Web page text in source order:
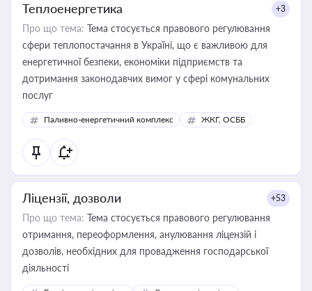
Теплоенергетика +3
Про що тема: Тема стосується правового регулювання
сфери теплопостачання в Україні, що є важливою для
енергетичної безпеки, економіки підприємств та
дотримання законодавчих вимог у сфері комунальних
послуг
Паливно-енергетичний комплекс ЖКГ, ОСББ
Ліцензії, дозволи +53
Про що тема: Тема стосується правового регулювання
отримання, переоформлення, анулювання ліцензій і
дозволів, необхідних для провадження господарської
діяльності